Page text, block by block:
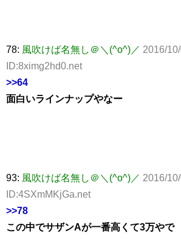
78: 風吹けば名無し＠＼(^o^)／ 2016/
ID:8ximg2hd0.net
>>64
面白いラインナップやなー
93: 風吹けば名無し＠＼(^o^)／ 2016/
ID:4SXmMKjGa.net
>>78
この中でサザンAが一番高くて3万やで